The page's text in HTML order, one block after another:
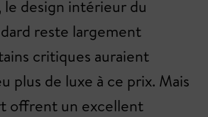
design intérieur du
reste largement
critiques auraient
plus de luxe à ce prix. Mais
offrent un excellent